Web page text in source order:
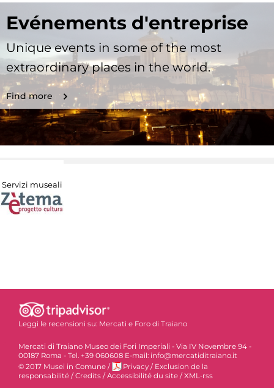
Evénements d'entreprise
Unique events in some of the most
extraordinary places in the world.
Find more
Servizi museali
Leggi le recensioni su: Mercati e Foro di Traiano
Mercati di Traiano Museo dei Fori Imperiali - Via IV Novembre 94 -
00187 Roma - Tel. +39 060608 E-mail: info@mercatiditraiano.it
© 2017 Musei in Comune / Privacy / Exclusion de la
responsabilité /Credits /Accessibilité du site /XML-rss